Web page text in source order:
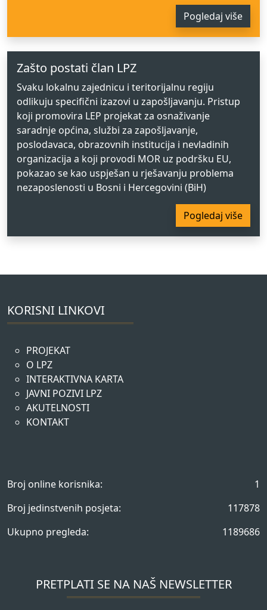
Pogledaj više
Zašto postati član LPZ
Svaku lokalnu zajednicu i teritorijalnu regiju
odlikuju specifični izazovi u zapošljavanju. Pristup
koji promovira LEP projekat za osnaživanje
saradnje općina, službi za zapošljavanje,
poslodavaca, obrazovnih institucija i nevladinih
organizacija a koji provodi MOR uz podršku EU,
pokazao se kao uspješan u rješavanju problema
nezaposlenosti u Bosni i Hercegovini (BiH)
Pogledaj više
KORISNI LINKOVI
PROJEKAT
O LPZ
INTERAKTIVNA KARTA
JAVNI POZIVI LPZ
AKUTELNOSTI
KONTAKT
Broj online korisnika:
1
Broj jedinstvenih posjeta:
117878
Ukupno pregleda:
1189686
PRETPLATI SE NA NAŠ NEWSLETTER